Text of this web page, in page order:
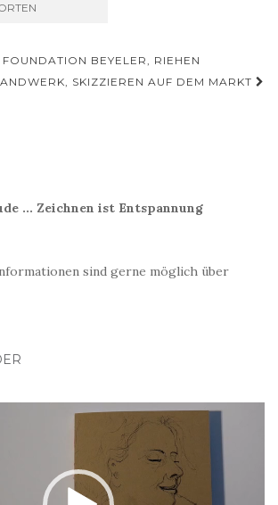
BEYELER, RIEHEN
SKIZZIEREN AUF DEM MARKT
... Zeichnen ist Entspannung
sind gerne möglich über